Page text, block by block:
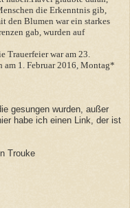
die Erkenntnis gib,
den Blumen war ein starkes
gab, wurden auf
Trauerfeier war am 23.
am 1. Februar 2016, Montag*
gesungen wurden, außer
habe ich einen Link, der ist
Trouke